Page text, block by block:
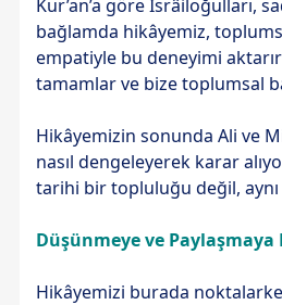
Kur’an’a göre İsrâiloğulları,
bağlamda hikâyemiz,
empatiyle bu deneyimi
tamamlar ve bize toplumsal
Hikâyemizin sonunda Ali ve
nasıl dengeleyerek karar
tarihi bir topluluğu değil, aynı
Düşünmeye ve Paylaşmaya
Hikâyemizi burada